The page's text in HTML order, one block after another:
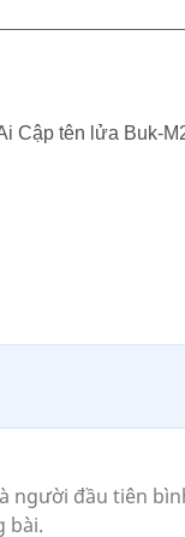
Cập tên lửa Buk-